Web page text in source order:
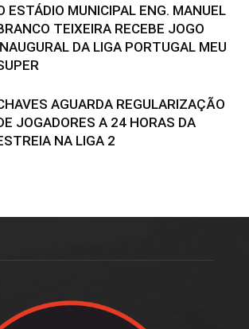
ESTÁDIO MUNICIPAL ENG. MANUEL
TEIXEIRA RECEBE JOGO
DA LIGA PORTUGAL MEU
AGUARDA REGULARIZAÇÃO
JOGADORES A 24 HORAS DA
NA LIGA 2